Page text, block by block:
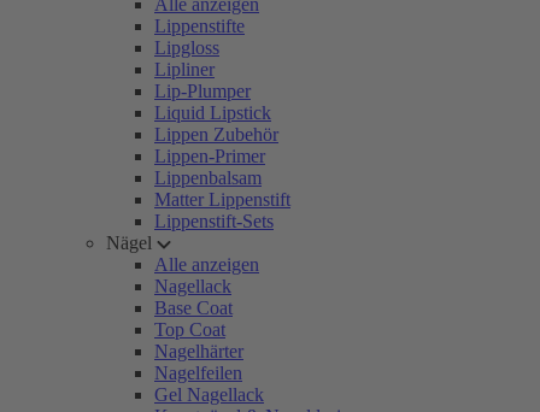
Alle anzeigen
Lippenstifte
Lipgloss
Lipliner
Lip-Plumper
Liquid Lipstick
Lippen Zubehör
Lippen-Primer
Lippenbalsam
Matter Lippenstift
Lippenstift-Sets
Nägel
Alle anzeigen
Nagellack
Base Coat
Top Coat
Nagelhärter
Nagelfeilen
Gel Nagellack